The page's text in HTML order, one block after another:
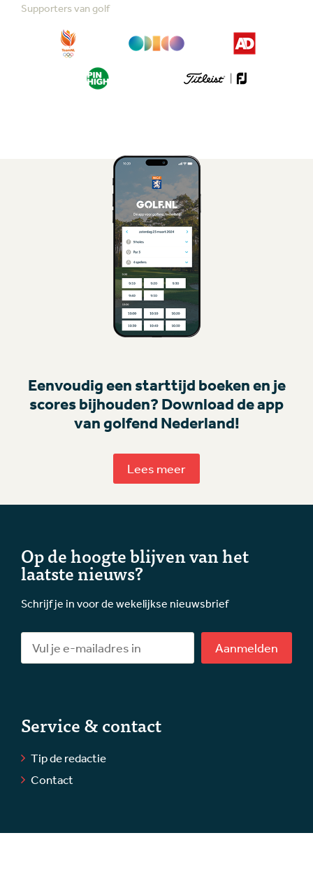
Supporters van golf
Eenvoudig een starttijd boeken en je
scores bijhouden? Download de app
van golfend Nederland!
Lees meer
Op de hoogte blijven van het
laatste nieuws?
Schrijf je in voor de wekelijkse nieuwsbrief
Aanmelden
Service & contact
Tip de redactie
Contact